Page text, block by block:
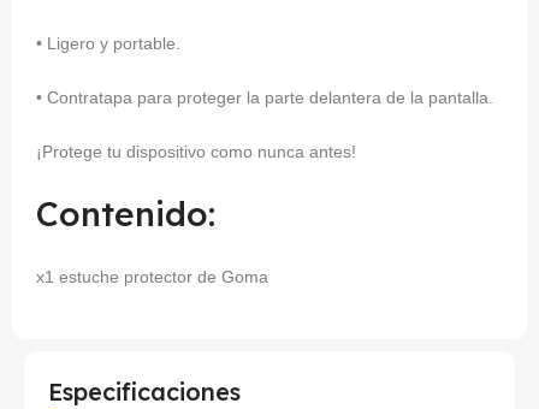
• Ligero y portable.
• Contratapa para proteger la parte delantera de la pantalla.
¡Protege tu dispositivo como nunca antes!
Contenido:
x1 estuche protector de Goma
Especificaciones